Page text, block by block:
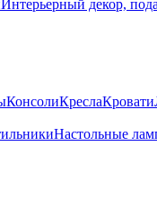
Интерьерный декор,
КонсолиКреслаКровати
Настольные